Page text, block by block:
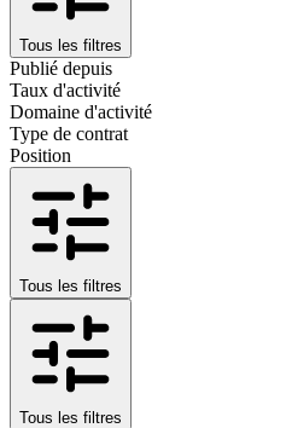
Tous les filtres
Publié depuis
Taux d'activité
Domaine d'activité
Type de contrat
Position
Tous les filtres
Tous les filtres